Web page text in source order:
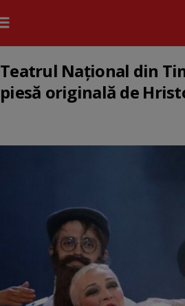
Teatrul Național din
piesă originală de